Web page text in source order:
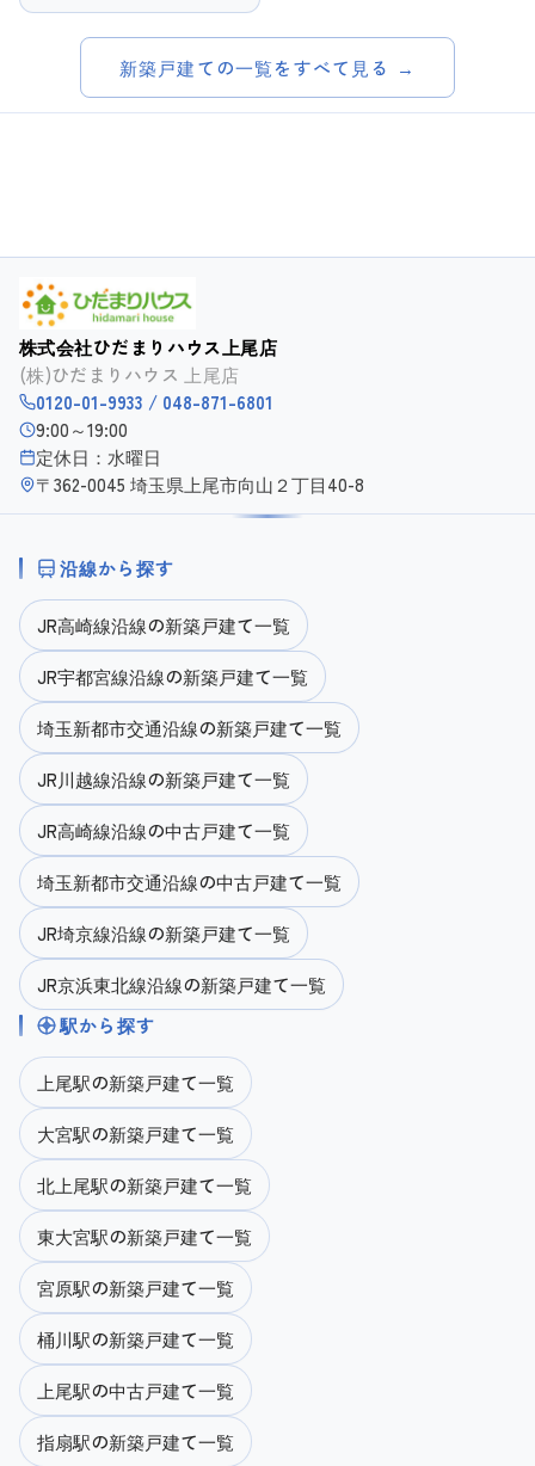
新築戸建ての一覧をすべて見る →
株式会社ひだまりハウス上尾店
(株)ひだまりハウス 上尾店
0120-01-9933 / 048-871-6801
9:00～19:00
定休日：水曜日
〒362-0045 埼玉県上尾市向山２丁目40-8
沿線から探す
JR高崎線沿線の新築戸建て一覧
JR宇都宮線沿線の新築戸建て一覧
埼玉新都市交通沿線の新築戸建て一覧
JR川越線沿線の新築戸建て一覧
JR高崎線沿線の中古戸建て一覧
埼玉新都市交通沿線の中古戸建て一覧
JR埼京線沿線の新築戸建て一覧
JR京浜東北線沿線の新築戸建て一覧
駅から探す
上尾駅の新築戸建て一覧
大宮駅の新築戸建て一覧
北上尾駅の新築戸建て一覧
東大宮駅の新築戸建て一覧
宮原駅の新築戸建て一覧
桶川駅の新築戸建て一覧
上尾駅の中古戸建て一覧
指扇駅の新築戸建て一覧